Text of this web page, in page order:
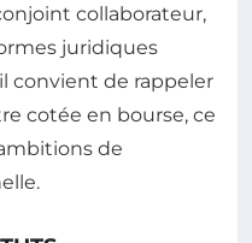
collaborateur,
juridiques
convient de rappeler
cotée en bourse, ce
de